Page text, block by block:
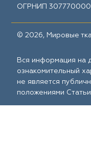
ОГРНИП
© 2026, Мировые
Вся информация на
ознакомительный
не является
положениями